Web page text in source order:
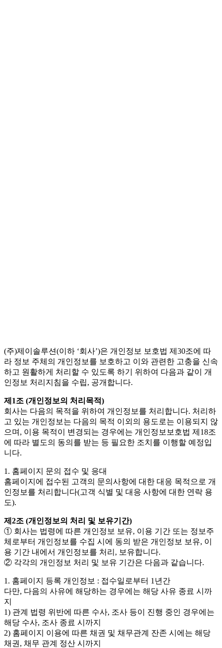
(주)제이솔루션(이하 ‘회사’)은 개인정보 보호법 제30조에 따
라 정보 주체의 개인정보를 보호하고 이와 관련한 고충을 신속
하고 원활하게 처리할 수 있도록 하기 위하여 다음과 같이 개
인정보 처리지침을 수립, 공개합니다.
제1조 (개인정보의 처리목적)
회사는 다음의 목적을 위하여 개인정보를 처리합니다. 처리하
고 있는 개인정보는 다음의 목적 이외의 용도로는 이용되지 않
으며, 이용 목적이 변경되는 경우에는 개인정보보호법 제18조
에 따라 별도의 동의를 받는 등 필요한 조치를 이행할 예정입
니다.
1. 홈페이지 문의 접수 및 응대
홈페이지에 접수된 고객의 문의사항에 대한 대응 목적으로 개
인정보를 처리합니다(고객 식별 및 대응 사항에 대한 연락 용
도).
제2조 (개인정보의 처리 및 보유기간)
① 회사는 법령에 따른 개인정보 보유, 이용 기간 또는 정보주
체로부터 개인정보를 수집 시에 동의 받은 개인정보 보유, 이
용 기간 내에서 개인정보를 처리, 보유합니다.
② 각각의 개인정보 처리 및 보유 기간은 다음과 같습니다.
1. 홈페이지 등록 개인정보 : 접수일로부터 1년간
다만, 다음의 사유에 해당하는 경우에는 해당 사유 종료 시까
지
1) 관계 법령 위반에 따른 수사, 조사 등이 진행 중인 경우에는
해당 수사, 조사 종료 시까지
2) 홈페이지 이용에 따른 채권 및 채무관계 잔존 시에는 해당
채권, 채무 관계 정산 시까지